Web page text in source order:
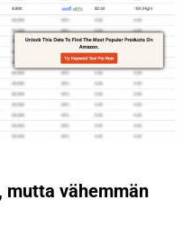
mutta vähemmän